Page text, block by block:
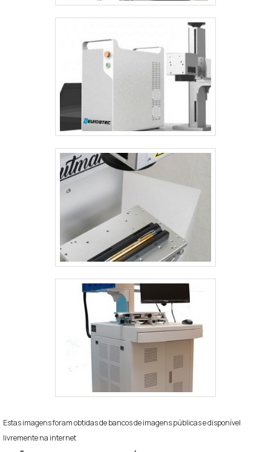
Estas imagens foram obtidas de bancos de imagens públicas e disponível
livremente na internet